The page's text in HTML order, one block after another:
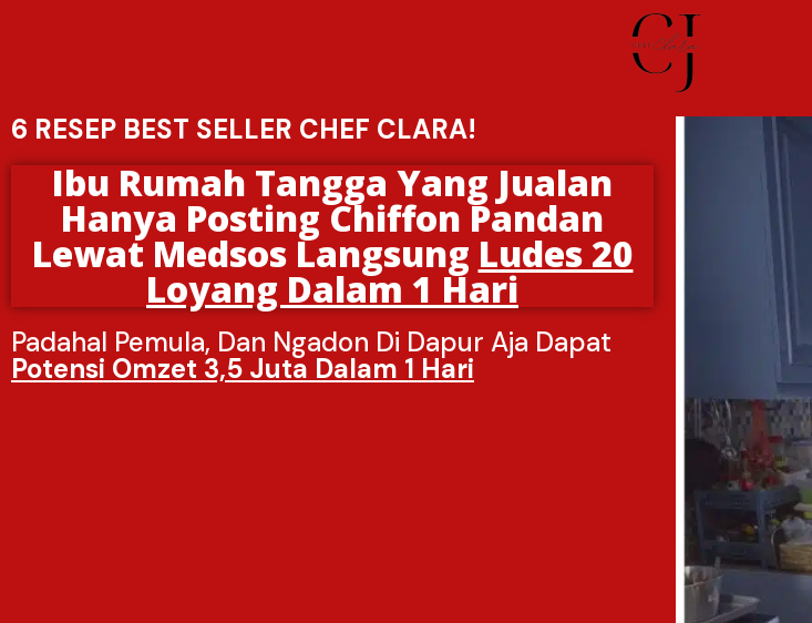
6 RESEP BEST SELLER CHEF CLARA!
Ibu Rumah Tangga Yang Jualan
Hanya Posting Chiffon Pandan
Lewat Medsos Langsung Ludes 20
Loyang Dalam 1 Hari
Padahal Pemula, Dan Ngadon Di Dapur Aja Dapat
Potensi Omzet 3,5 Juta Dalam 1 Hari